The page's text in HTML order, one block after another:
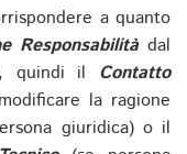
a quanto
Responsabilitàdal
quindi il Contatto
la ragione
giuridica) o il